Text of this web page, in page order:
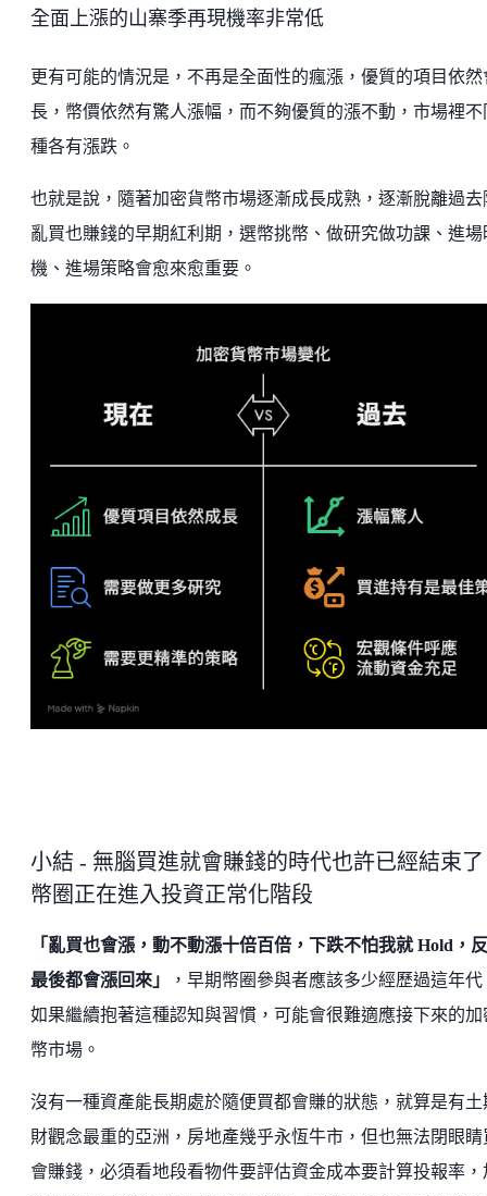
全面上漲的山寨季再現機率非常低
更有可能的情況是，不再是全面性的瘋漲，優質的項目依然
長，幣價依然有驚人漲幅，而不夠優質的漲不動，市場裡不
種各有漲跌。
也就是說，隨著加密貨幣市場逐漸成長成熟，逐漸脫離過去
亂買也賺錢的早期紅利期，選幣挑幣、做研究做功課、進場
機、進場策略會愈來愈重要。
小結 - 無腦買進就會賺錢的時代也許已經結束
幣圈正在進入投資正常化階段
「亂買也會漲，動不動漲十倍百倍，下跌不怕我就 Hold，
最後都會漲回來」
，早期幣圈參與者應該多少經歷過這年代
如果繼續抱著這種認知與習慣，可能會很難適應接下來的加
幣市場。
沒有一種資產能長期處於隨便買都會賺的狀態，就算是有土
財觀念最重的亞洲，房地產幾乎永恆牛市，但也無法閉眼睛
會賺錢，必須看地段看物件要評估資金成本要計算投報率，